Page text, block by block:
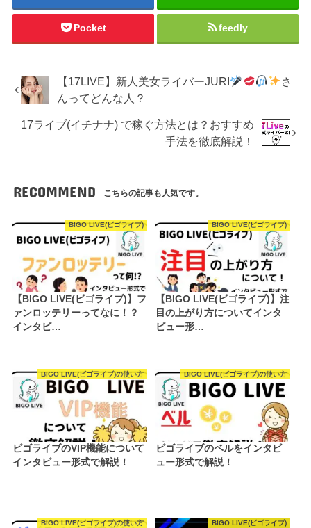
Pocket feedly
【17LIVE】新人美女ライバーJURI
さ
んってどんな人？
17ライブ(イチナナ) で稼ぐ方法とは？おすすめ
手法を徹底解説！
RECOMMEND こちらの記事も人気です。
BIGO LIVE(ビゴライブ)
【BIGO LIVE(ビゴライブ)】フ
ァンロッテリーってなに！？
インタビ…
BIGO LIVE(ビゴライブ)
【BIGO LIVE(ビゴライブ)】注
目の上がり方についてインタ
ビュー形…
BIGO LIVE(ビゴライブ)の使い方
ビゴライブのVIP機能について
インタビュー形式で解説！
BIGO LIVE(ビゴライブ)の使い方
ビゴライブのベルをインタビ
ュー形式で解説！
BIGO LIVE(ビゴライブ)の使い方 BIGO LIVE(ビゴライブ)